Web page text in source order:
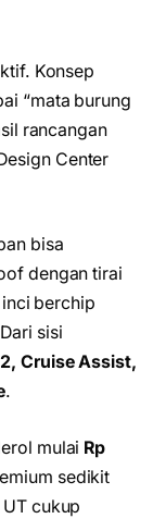
Konsep
“mata burung
rancangan
Center
bisa
dengan tirai
berchip
sisi
Cruise Assist,
.
mulai Rp
sedikit
cukup